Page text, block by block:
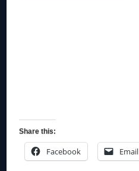
Share this:
Facebook Email